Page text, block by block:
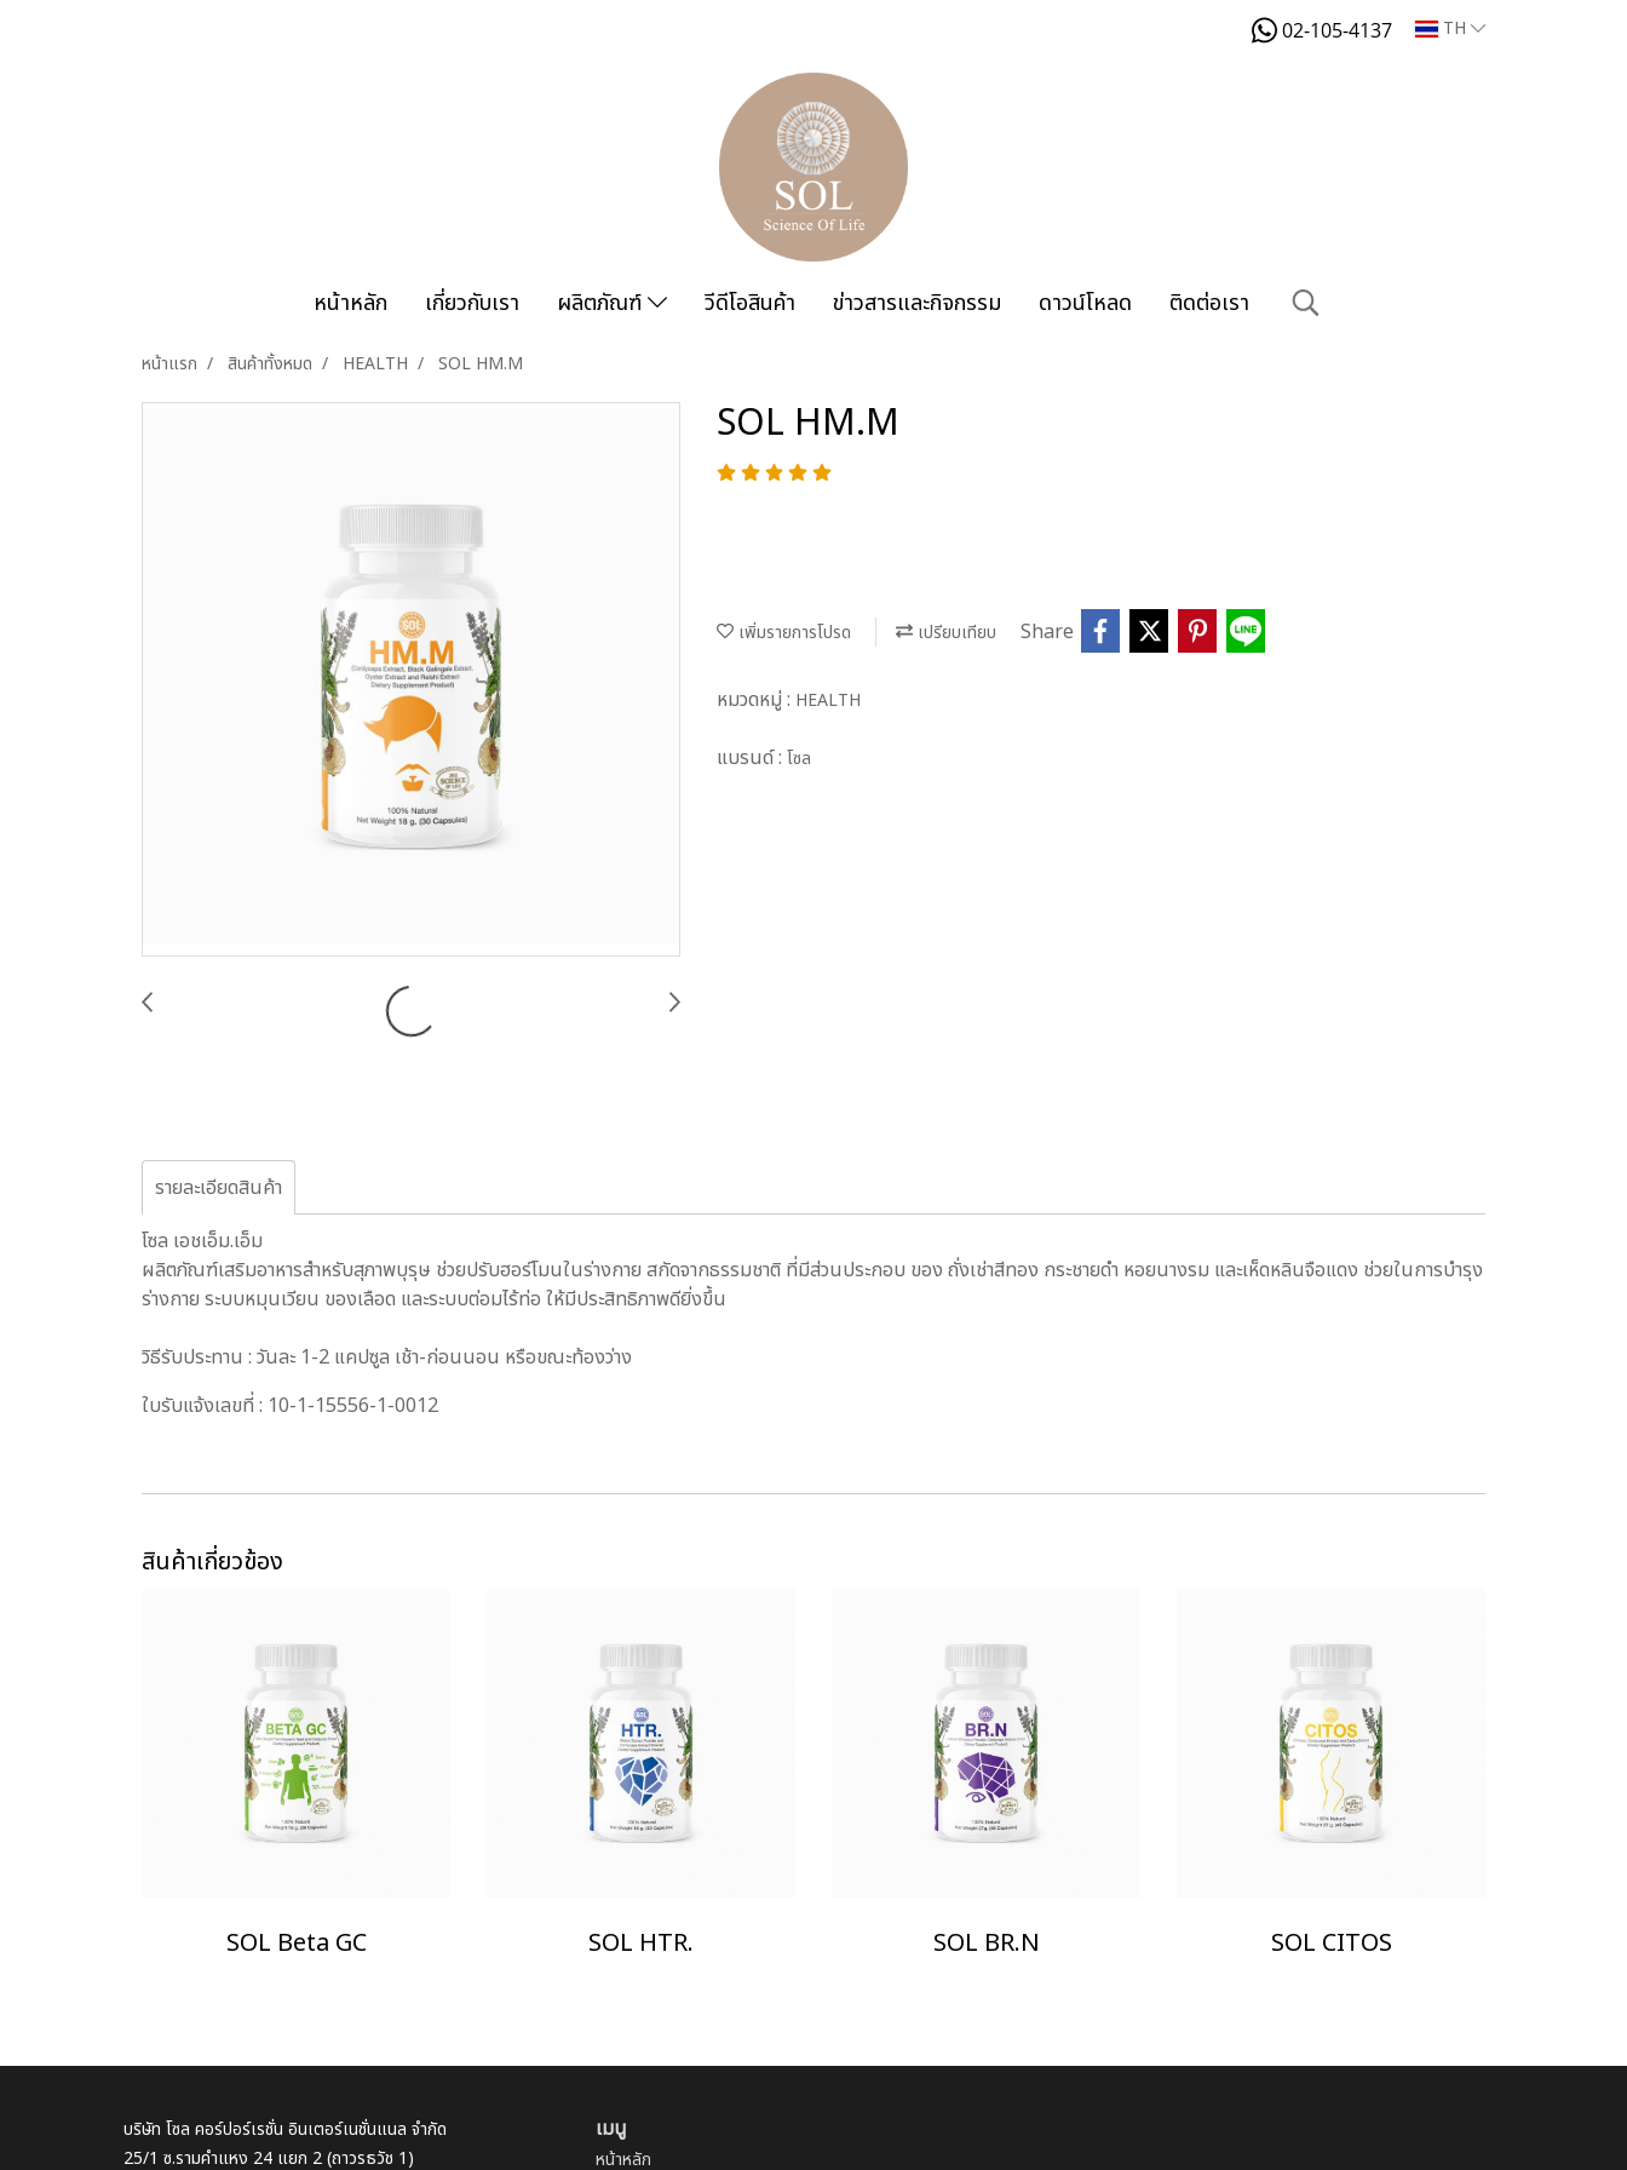
02-105-4137 TH
หน้าหลัก เกี่ยวกับเรา ผลิตภัณฑ์ วีดีโอสินค้า ข่าวสารและกิจกรรม ดาวน์โหลด ติดต่อเรา
หน้าแรก สินค้าทั้งหมด HEALTH SOL HM.M
SOL HM.M
เพิ่มรายการโปรด เปรียบเทียบ Share
หมวดหมู่ : HEALTH
แบรนด์ : โซล
รายละเอียดสินค้า
โซล เอชเอ็ม.เอ็ม
ผลิตภัณฑ์เสริมอาหารสำหรับสุภาพบุรุษ ช่วยปรับฮอร์โมนในร่างกาย สกัดจากธรรมชาติ ที่มีส่วนประกอบ ของ ถั่งเช่าสีทอง กระชายดำ หอยนางรม และเห็ดหลินจือแดง ช่วยในการบำรุง
ร่างกาย ระบบหมุนเวียน ของเลือด และระบบต่อมไร้ท่อ ให้มีประสิทธิภาพดียิ่งขึ้น
วิธีรับประทาน : วันละ 1-2 แคปซูล เช้า-ก่อนนอน หรือขณะท้องว่าง
ใบรับแจ้งเลขที่ : 10-1-15556-1-0012
สินค้าเกี่ยวข้อง
SOL Beta GC SOL HTR. SOL BR.N SOL CITOS
บริษัท โซล คอร์ปอร์เรชั่น อินเตอร์เนชั่นแนล จำกัด
25/1 ซ.รามคำแหง 24 แยก 2 (ถาวรธวัช 1)
เมนู
หน้าหลัก